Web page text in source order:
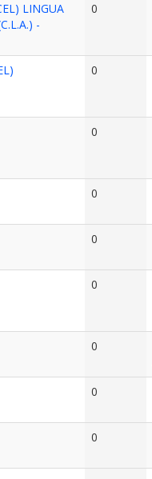
LINGUA
-
0
0
0
0
0
0
0
0
0